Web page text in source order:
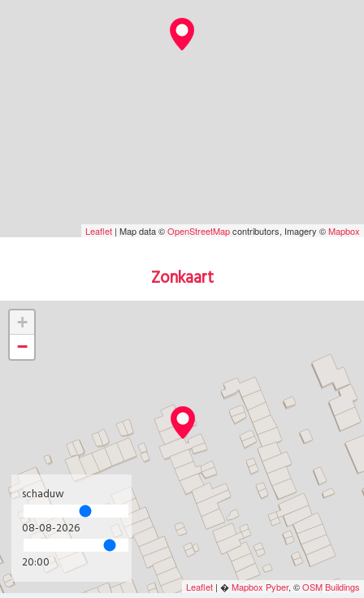
Leaflet | Map data ©OpenStreetMapcontributors, Imagery ©Mapbox
Zonkaart
+
−
Leaflet | �Mapbox Pyber, ©OSM Buildings
schaduw
08-08-2026
20:00